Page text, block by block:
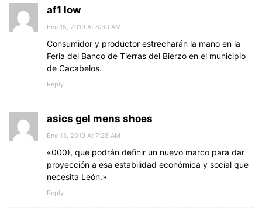
af1 low
Ene 15, 2019 At 8:30 AM
Consumidor y productor estrecharán la mano en la
Feria del Banco de Tierras del Bierzo en el municipio
de Cacabelos.
Reply
asics gel mens shoes
Ene 13, 2019 At 7:28 AM
«000), que podrán definir un nuevo marco para dar
proyección a esa estabilidad económica y social que
necesita León.»
Reply